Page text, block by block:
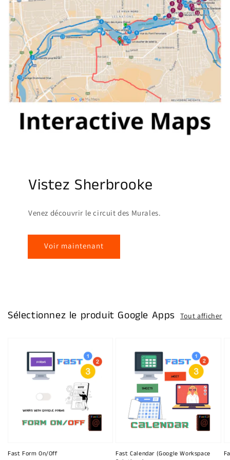
Vistez Sherbrooke
Venez découvrir le circuit des Murales.
Voir maintenant
Sélectionnez le produit Google Apps Tout afficher
Fast Form On/Off
Fast Calendar (Google Workspace